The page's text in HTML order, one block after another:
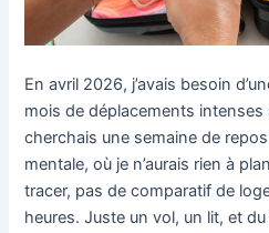
En avril 2026, j’avais besoin
mois de déplacements
cherchais une semaine de
mentale, où je n’aurais rien à
tracer, pas de comparatif de
heures. Juste un vol, un lit, et du